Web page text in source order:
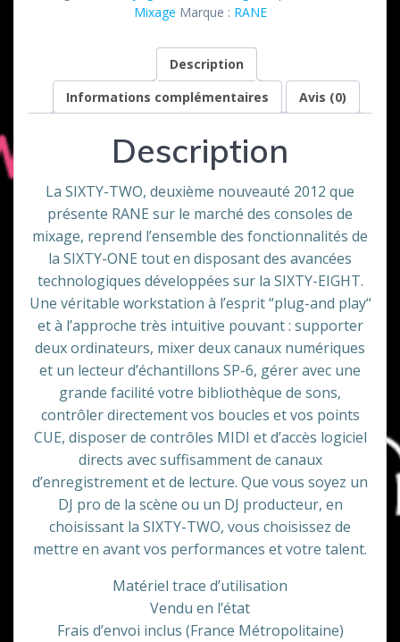
mixage
Sixty
Mixage Marque : RANE
Description
Informations complémentaires
Avis (0)
Description
La SIXTY-TWO, deuxième nouveauté 2012 que
présente RANE sur le marché des consoles de
mixage, reprend l’ensemble des fonctionnalités de
la SIXTY-ONE tout en disposant des avancées
technologiques développées sur la SIXTY-EIGHT.
Une véritable workstation à l’esprit “plug-and play“
et à l’approche très intuitive pouvant : supporter
deux ordinateurs, mixer deux canaux numériques
et un lecteur d’échantillons SP-6, gérer avec une
grande facilité votre bibliothèque de sons,
contrôler directement vos boucles et vos points
CUE, disposer de contrôles MIDI et d’accès logiciel
directs avec suffisamment de canaux
d’enregistrement et de lecture. Que vous soyez un
DJ pro de la scène ou un DJ producteur, en
choisissant la SIXTY-TWO, vous choisissez de
mettre en avant vos performances et votre talent.
Matériel trace d’utilisation
Vendu en l’état
Frais d’envoi inclus (France Métropolitaine)